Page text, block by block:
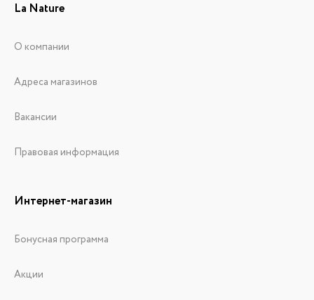
La Nature
О компании
Адреса магазинов
Вакансии
Правовая информация
Интернет-магазин
Бонусная программа
Акции